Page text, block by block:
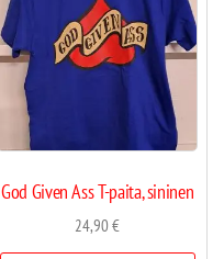
God Given Ass T-paita, sininen
24,90€